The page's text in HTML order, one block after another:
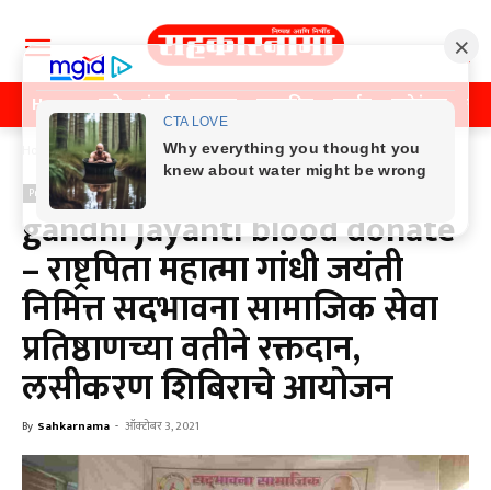
Home पुणे मुंबई महाराष्ट्र राजकीय क्राईम मनोरंजन
Home Previos News
Previos News
gandhi jayanti blood donate
– राष्ट्रपिता महात्मा गांधी जयंती
निमित्त सदभावना सामाजिक सेवा
प्रतिष्ठाणच्या वतीने रक्तदान,
लसीकरण शिबिराचे आयोजन
By Sahkarnama - ऑक्टोबर 3, 2021